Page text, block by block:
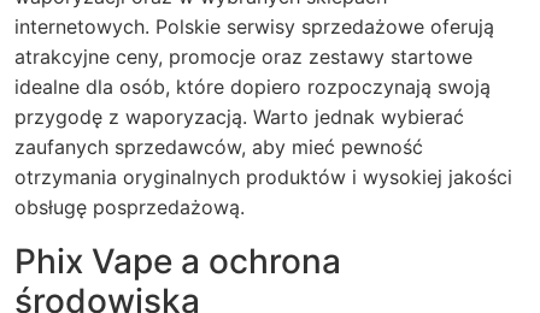
internetowych. Polskie serwisy sprzedażowe oferują
atrakcyjne ceny, promocje oraz zestawy startowe
idealne dla osób, które dopiero rozpoczynają swoją
przygodę z waporyzacją. Warto jednak wybierać
zaufanych sprzedawców, aby mieć pewność
otrzymania oryginalnych produktów i wysokiej jakości
obsługę posprzedażową.
Phix Vape a ochrona
środowiska